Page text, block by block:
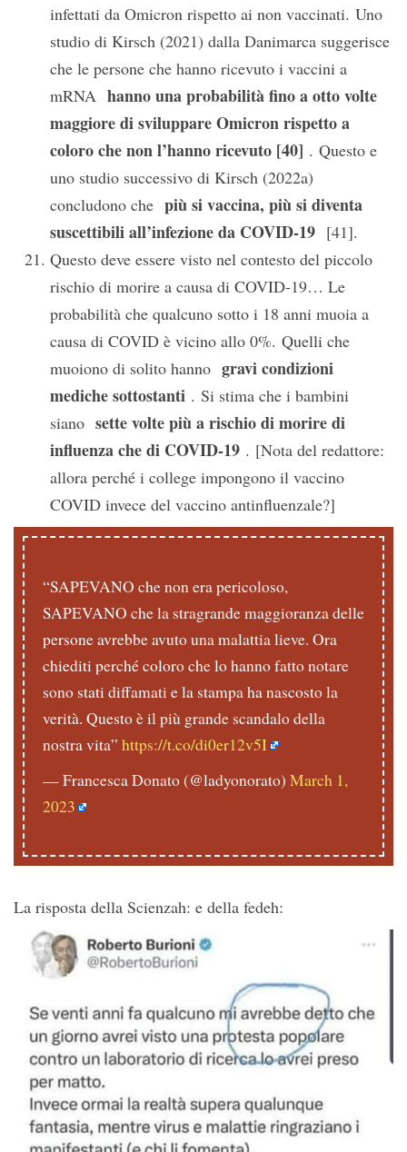
infettati da Omicron rispetto ai non vaccinati. Uno
studio di Kirsch (2021) dalla Danimarca suggerisce
che le persone che hanno ricevuto i vaccini a
mRNA hanno una probabilità fino a otto volte
maggiore di sviluppare Omicron rispetto a
coloro che non l’hanno ricevuto [40] . Questo e
uno studio successivo di Kirsch (2022a)
concludono che più si vaccina, più si diventa
suscettibili all’infezione da COVID-19 [41].
Questo deve essere visto nel contesto del piccolo
rischio di morire a causa di COVID-19… Le
probabilità che qualcuno sotto i 18 anni muoia a
causa di COVID è vicino allo 0%. Quelli che
muoiono di solito hanno gravi condizioni
mediche sottostanti . Si stima che i bambini
siano sette volte più a rischio di morire di
influenza che di COVID-19 . [Nota del redattore:
allora perché i college impongono il vaccino
COVID invece del vaccino antinfluenzale?]
“SAPEVANO che non era pericoloso,
SAPEVANO che la stragrande maggioranza delle
persone avrebbe avuto una malattia lieve. Ora
chiediti perché coloro che lo hanno fatto notare
sono stati diffamati e la stampa ha nascosto la
verità. Questo è il più grande scandalo della
nostra vita” https://t.co/di0er12v5I
— Francesca Donato (@ladyonorato) March 1,
2023
La risposta della Scienzah: e della fedeh: